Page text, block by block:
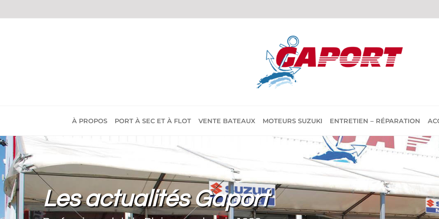
au
À PROPOS PORT À SEC ET À FLOT VENTE BATEAUX MOTEURS SUZUKI ENTRETIEN – RÉPARATION
Les actualités Gaport